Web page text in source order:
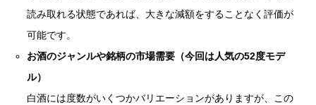
読み取れる状態であれば、大きな減額をすることなく評価が
可能です。
お酒のジャンルや銘柄の市場需要（今回は人気の52度モデ
ル）
白酒には度数がいくつかバリエーションがありますが、この